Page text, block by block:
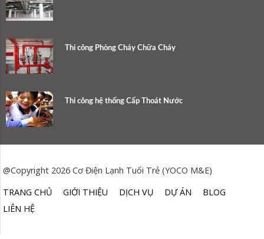
Thi công Phòng Cháy Chữa Cháy
Thi công hệ thống Cấp Thoát Nước
@Copyright 2026 Cơ Điện Lạnh Tuổi Trẻ (YOCO M&E)
TRANG CHỦ
GIỚI THIỆU DỊCH VỤ DỰ ÁN
BLOG
LIÊN HỆ